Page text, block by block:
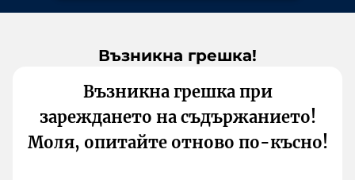
Възникна грешка!
Възникна грешка при
зареждането на съдържанието!
Моля, опитайте отново по-късно!